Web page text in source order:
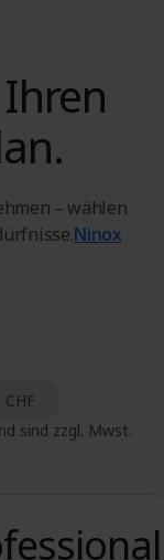
– wählen
Ninox
Pound
CHFSwiss Franc
sind zzgl. Mwst.